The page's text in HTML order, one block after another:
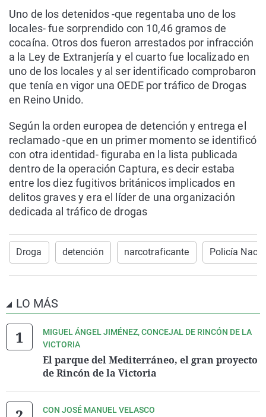
Uno de los detenidos -que regentaba uno de los
locales- fue sorprendido con 10,46 gramos de
cocaína. Otros dos fueron arrestados por infracción
a la Ley de Extranjería y el cuarto fue localizado en
uno de los locales y al ser identificado comprobaron
que tenía en vigor una OEDE por tráfico de Drogas
en Reino Unido.
Según la orden europea de detención y entrega el
reclamado -que en un primer momento se identificó
con otra identidad- figuraba en la lista publicada
dentro de la operación Captura, es decir estaba
entre los diez fugitivos británicos implicados en
delitos graves y era el líder de una organización
dedicada al tráfico de drogas
Droga detención narcotraficante Policía
LO MÁS
MIGUEL ÁNGEL JIMÉNEZ, CONCEJAL DE RINCÓN DE LA
VICTORIA
El parque del Mediterráneo, el gran proyecto
de Rincón de la Victoria
CON JOSÉ MANUEL VELASCO